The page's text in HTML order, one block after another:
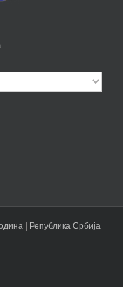
| Република Србија